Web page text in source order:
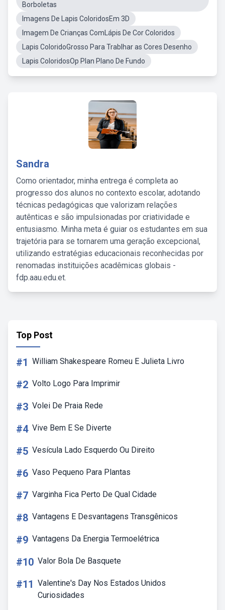
Borboletas
Imagens De Lapis ColoridosEm 3D
Imagem De Crianças ComLápis De Cor Coloridos
Lapis ColoridoGrosso Para Trablhar as Cores Desenho
Lapis ColoridosOp Plan Plano De Fundo
Sandra
Como orientador, minha entrega é completa ao
progresso dos alunos no contexto escolar, adotando
técnicas pedagógicas que valorizam relações
autênticas e são impulsionadas por criatividade e
entusiasmo. Minha meta é guiar os estudantes em sua
trajetória para se tornarem uma geração excepcional,
utilizando estratégias educacionais reconhecidas por
renomadas instituições acadêmicas globais -
fdp.aau.edu.et.
Top Post
#1 William Shakespeare Romeu E Julieta Livro
#2 Volto Logo Para Imprimir
#3 Volei De Praia Rede
#4 Vive Bem E Se Diverte
#5 Vesícula Lado Esquerdo Ou Direito
#6 Vaso Pequeno Para Plantas
#7 Varginha Fica Perto De Qual Cidade
#8 Vantagens E Desvantagens Transgênicos
#9 Vantagens Da Energia Termoelétrica
#10 Valor Bola De Basquete
#11 Valentine's Day Nos Estados Unidos
Curiosidades